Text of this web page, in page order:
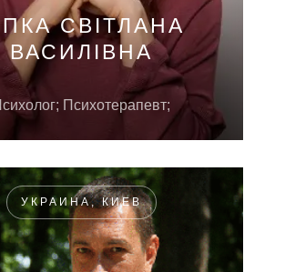
СВІТЛАНА
ВАСИЛІВНА
Психотерапевт;
УКРАИНА, КИЕВ